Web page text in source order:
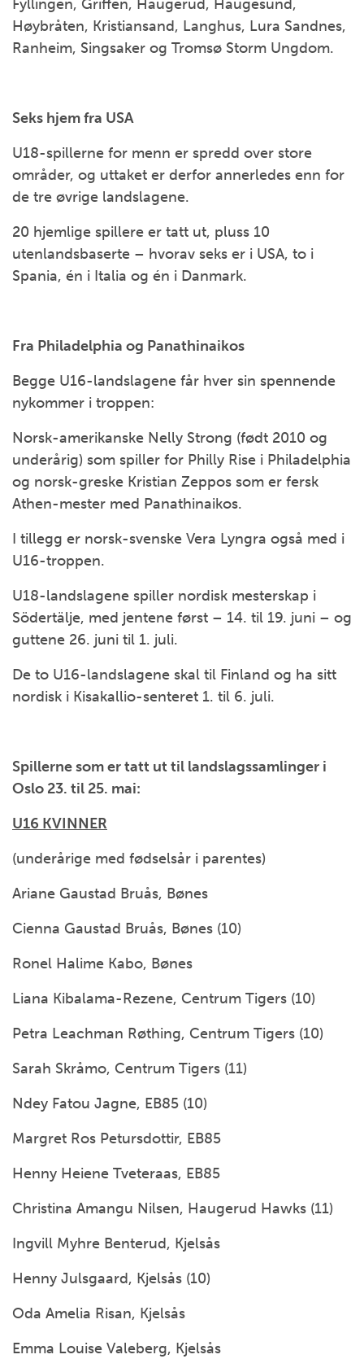
Fyllingen, Griffen, Haugerud, Haugesund,
Høybråten, Kristiansand, Langhus, Lura Sandnes,
Ranheim, Singsaker og Tromsø Storm Ungdom.
Seks hjem fra USA
U18-spillerne for menn er spredd over store
områder, og uttaket er derfor annerledes enn for
de tre øvrige landslagene.
20 hjemlige spillere er tatt ut, pluss 10
utenlandsbaserte – hvorav seks er i USA, to i
Spania, én i Italia og én i Danmark.
Fra Philadelphia og Panathinaikos
Begge U16-landslagene får hver sin spennende
nykommer i troppen:
Norsk-amerikanske Nelly Strong (født 2010 og
underårig) som spiller for Philly Rise i Philadelphia
og norsk-greske Kristian Zeppos som er fersk
Athen-mester med Panathinaikos.
I tillegg er norsk-svenske Vera Lyngra også med i
U16-troppen.
U18-landslagene spiller nordisk mesterskap i
Södertälje, med jentene først – 14. til 19. juni – og
guttene 26. juni til 1. juli.
De to U16-landslagene skal til Finland og ha sitt
nordisk i Kisakallio-senteret 1. til 6. juli.
Spillerne som er tatt ut til landslagssamlinger i
Oslo 23. til 25. mai:
U16 KVINNER
(underårige med fødselsår i parentes)
Ariane Gaustad Bruås, Bønes
Cienna Gaustad Bruås, Bønes (10)
Ronel Halime Kabo, Bønes
Liana Kibalama-Rezene, Centrum Tigers (10)
Petra Leachman Røthing, Centrum Tigers (10)
Sarah Skråmo, Centrum Tigers (11)
Ndey Fatou Jagne, EB85 (10)
Margret Ros Petursdottir, EB85
Henny Heiene Tveteraas, EB85
Christina Amangu Nilsen, Haugerud Hawks (11)
Ingvill Myhre Benterud, Kjelsås
Henny Julsgaard, Kjelsås (10)
Oda Amelia Risan, Kjelsås
Emma Louise Valeberg, Kjelsås